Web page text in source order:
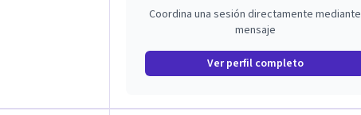
Coordina una sesión directamente mediante
mensaje
Ver perfil completo